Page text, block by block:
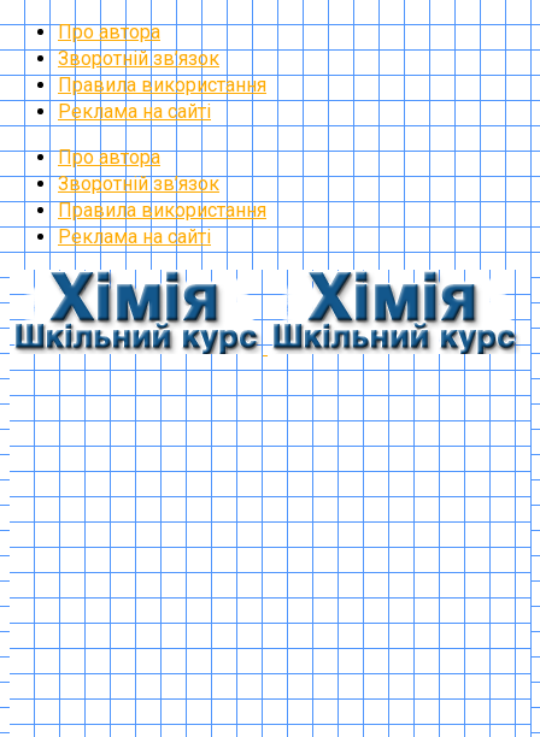
Про автора
Зворотній зв’язок
Правила використання
Реклама на сайті
Про автора
Зворотній зв’язок
Правила використання
Реклама на сайті